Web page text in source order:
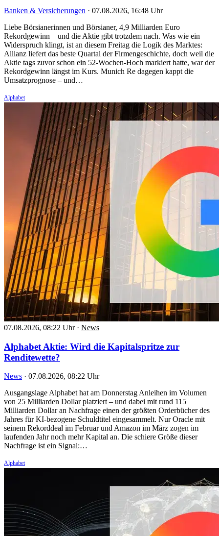
Banken & Versicherungen · 07.08.2026, 16:48 Uhr
Liebe Börsianerinnen und Börsianer, 4,9 Milliarden Euro
Rekordgewinn – und die Aktie gibt trotzdem nach. Was wie ein
Widerspruch klingt, ist an diesem Freitag die Logik des Marktes:
Allianz liefert das beste Quartal der Firmengeschichte, doch weil die
Aktie tags zuvor schon ein 52-Wochen-Hoch markiert hatte, war der
Rekordgewinn längst im Kurs. Munich Re dagegen kappt die
Umsatzprognose – und…
Alphabet
07.08.2026, 08:22 Uhr · News
Alphabet Aktie: Wird die Kapitalspritze zur
Renditewette?
News · 07.08.2026, 08:22 Uhr
Ausgangslage Alphabet hat am Donnerstag Anleihen im Volumen
von 25 Milliarden Dollar platziert – und dabei mit rund 115
Milliarden Dollar an Nachfrage einen der größten Orderbücher des
Jahres für KI-bezogene Schuldtitel eingesammelt. Nur Oracle mit
seinem Rekorddeal im Februar und Amazon im März zogen im
laufenden Jahr noch mehr Kapital an. Die schiere Größe dieser
Nachfrage ist ein Signal:…
Alphabet